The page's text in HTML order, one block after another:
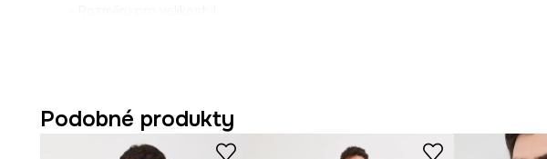
Podobné produkty